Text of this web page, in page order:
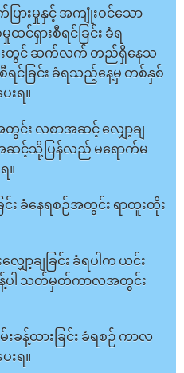
ြားမှုနှင့် အကျုံးဝင်သော
မှုထင်ရှားစီရင်ခြင်း ခံရ
းတွင် ဆက်လက် တည်ရှိနေသ
င်ခြင်း ခံရသည့်နေ့မှ တစ်နှစ်
းရ။
တွင်း လစာအဆင့် လျှော့ချ
အဆင့်သို့ပြန်လည် မရောက်မ
။
င်း ခံနေရစဉ်အတွင်း ရာထူးတိုး
ော့ချခြင်း ခံရပါက ယင်း
န့်ပါ သတ်မှတ်ကာလအတွင်း
ခန့်ထားခြင်း ခံရစဉ် ကာလ
းရ။